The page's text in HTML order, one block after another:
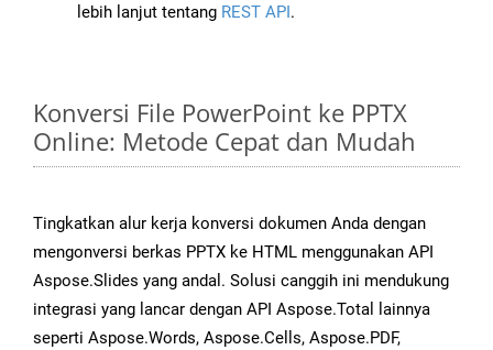
lebih lanjut tentang REST API.
Konversi File PowerPoint ke PPTX
Online: Metode Cepat dan Mudah
Tingkatkan alur kerja konversi dokumen Anda dengan
mengonversi berkas PPTX ke HTML menggunakan API
Aspose.Slides yang andal. Solusi canggih ini mendukung
integrasi yang lancar dengan API Aspose.Total lainnya
seperti Aspose.Words, Aspose.Cells, Aspose.PDF,